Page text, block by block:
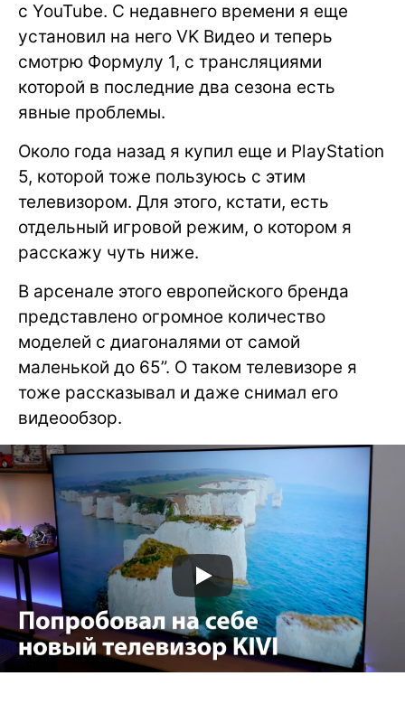
с YouTube. С недавнего времени я еще
установил на него VK Видео и теперь
смотрю Формулу 1, с трансляциями
которой в последние два сезона есть
явные проблемы.
Около года назад я купил еще и PlayStation
5, которой тоже пользуюсь с этим
телевизором. Для этого, кстати, есть
отдельный игровой режим, о котором я
расскажу чуть ниже.
В арсенале этого европейского бренда
представлено огромное количество
моделей с диагоналями от самой
маленькой до 65”. О таком телевизоре я
тоже рассказывал и даже снимал его
видеообзор.